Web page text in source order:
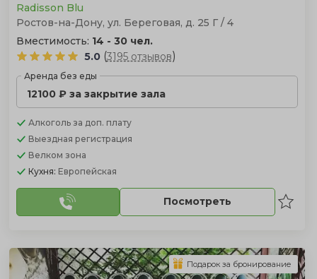
Radisson Blu
Ростов-на-Дону, ул. Береговая, д. 25 Г / 4
Вместимость: 14 - 30 чел.
5.0 (3195 отзывов)
Аренда без еды
12100 ₽ за закрытие зала
Алкоголь за доп. плату
Выездная регистрация
Велком зона
Кухня: Европейская
Посмотреть
Подарок за бронирование